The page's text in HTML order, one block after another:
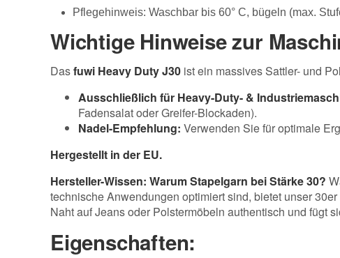
Pflegehinweis: Waschbar bis 60° C, bügeln (max.
Wichtige Hinweise zur
Dasfuwi Heavy Duty J30 ist ein massives Sattler- und
Ausschließlich für Heavy-Duty- &
Fadensalat oder Greifer-Blockaden).
Nadel-Empfehlung: Verwenden Sie für optimale
Hergestellt in der EU.
Hersteller-Wissen: Warum Stapelgarn bei Stärke 30?
technische Anwendungen optimiert sind, bietet unser
Naht auf Jeans oder Polstermöbeln authentisch und fügt
Eigenschaften: